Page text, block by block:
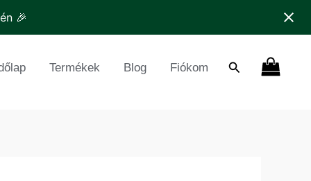
🎉
Termékek Blog Fiókom Search